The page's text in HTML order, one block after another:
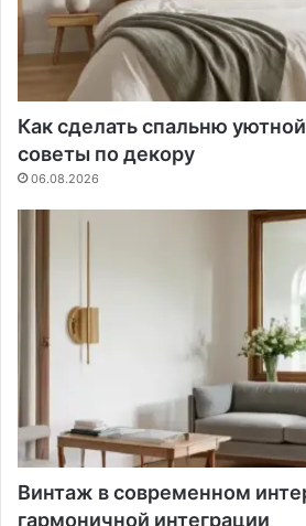
Как сделать спальню
советы по декору
06.08.2026
Винтаж в современном
гармоничной интеграции